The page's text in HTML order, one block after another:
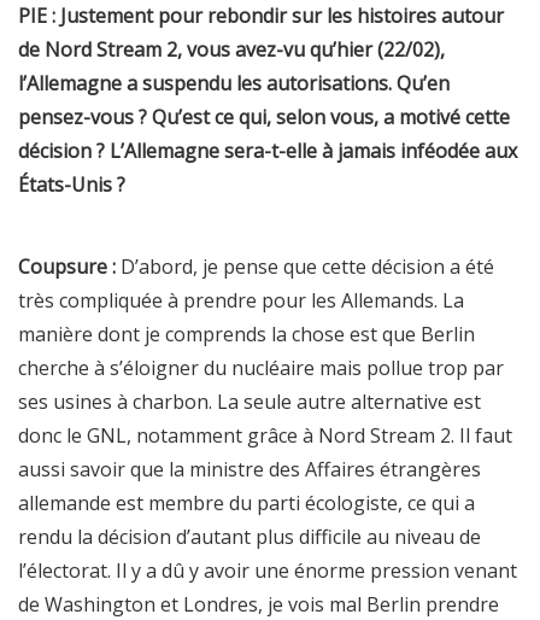
PIE : Justement pour rebondir sur les histoires autour
de Nord Stream 2, vous avez-vu qu’hier (22/02),
l’Allemagne a suspendu les autorisations. Qu’en
pensez-vous ? Qu’est ce qui, selon vous, a motivé cette
décision ? L’Allemagne sera-t-elle à jamais inféodée aux
États-Unis ?
Coupsure : D’abord, je pense que cette décision a été
très compliquée à prendre pour les Allemands. La
manière dont je comprends la chose est que Berlin
cherche à s’éloigner du nucléaire mais pollue trop par
ses usines à charbon. La seule autre alternative est
donc le GNL, notamment grâce à Nord Stream 2. Il faut
aussi savoir que la ministre des Affaires étrangères
allemande est membre du parti écologiste, ce qui a
rendu la décision d’autant plus difficile au niveau de
l’électorat. Il y a dû y avoir une énorme pression venant
de Washington et Londres, je vois mal Berlin prendre